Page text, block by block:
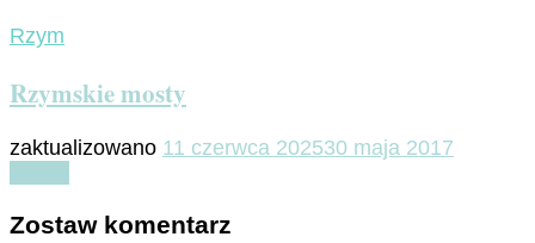
Rzym
Rzymskie mosty
zaktualizowano 11 czerwca 202530 maja 2017
Zostaw komentarz